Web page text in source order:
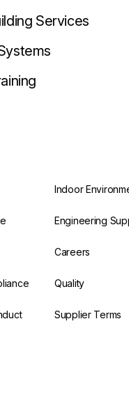
Services
Indoor
Engineering
Careers
Quality
Supplier Terms